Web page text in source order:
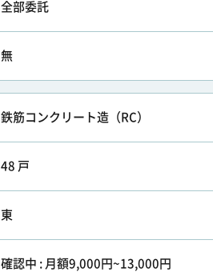
全部委託
無
鉄筋コンクリート造（RC）
48 戸
東
確認中 : 月額9,000円~13,000円